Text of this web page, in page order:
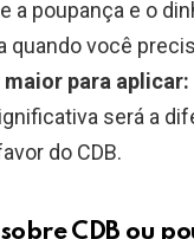
a poupança e o
quando você
para aplicar:
será a
do CDB.
CDB ou